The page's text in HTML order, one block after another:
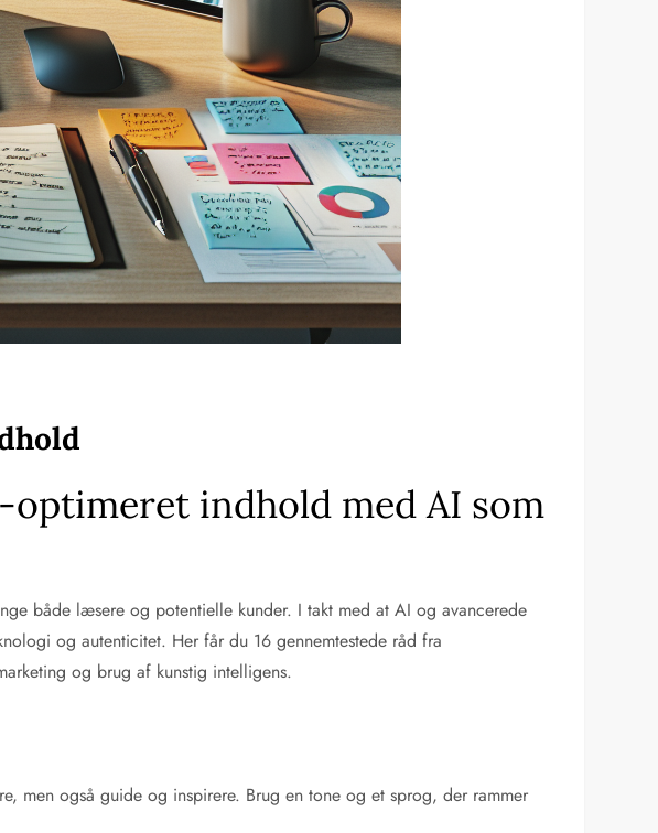
indhold med AI som
både læsere og potentielle kunder. I takt med at AI og avancerede
og autenticitet. Her får du 16 gennemtestede råd fra
og brug af kunstig intelligens.
men også guide og inspirere. Brug en tone og et sprog, der rammer